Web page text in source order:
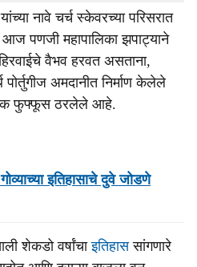
नावे चर्च स्केवरच्या परिसरात
पणजी महापालिका झपाट्याने
वैभव हरवत असताना,
पोर्तुगीज अमदानीत निर्माण केलेले
एक फुफ्फूस ठरलेले आहे.
इतिहासाचे दुवे जोडणे
शेकडो वर्षांचाइतिहाससांगणारे